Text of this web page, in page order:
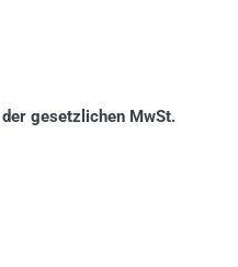
gesetzlichen MwSt.